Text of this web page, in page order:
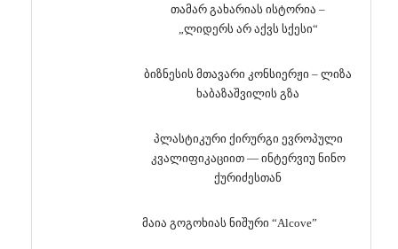
თამარ გახარიას ისტორია –
„ლიდერს არ აქვს სქესი“
ბიზნესის მთავარი კონსიერჟი – ლიზა
ხაბაზაშვილის გზა
პლასტიკური ქირურგი ევროპული
კვალიფიკაციით — ინტერვიუ ნინო
ქურიძესთან
მაია გოგოხიას ნიშური “Alcove”